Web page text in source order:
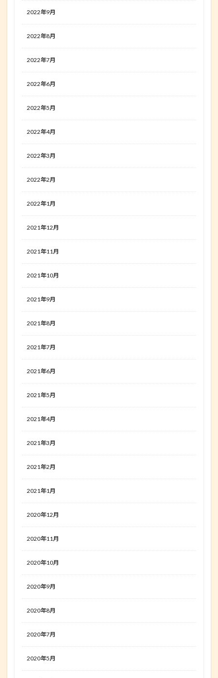
2022年9月
2022年8月
2022年7月
2022年6月
2022年5月
2022年4月
2022年3月
2022年2月
2022年1月
2021年12月
2021年11月
2021年10月
2021年9月
2021年8月
2021年7月
2021年6月
2021年5月
2021年4月
2021年3月
2021年2月
2021年1月
2020年12月
2020年11月
2020年10月
2020年9月
2020年8月
2020年7月
2020年5月